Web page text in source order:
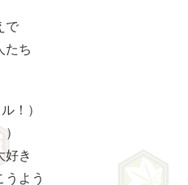
で
たち
！）
き
よう